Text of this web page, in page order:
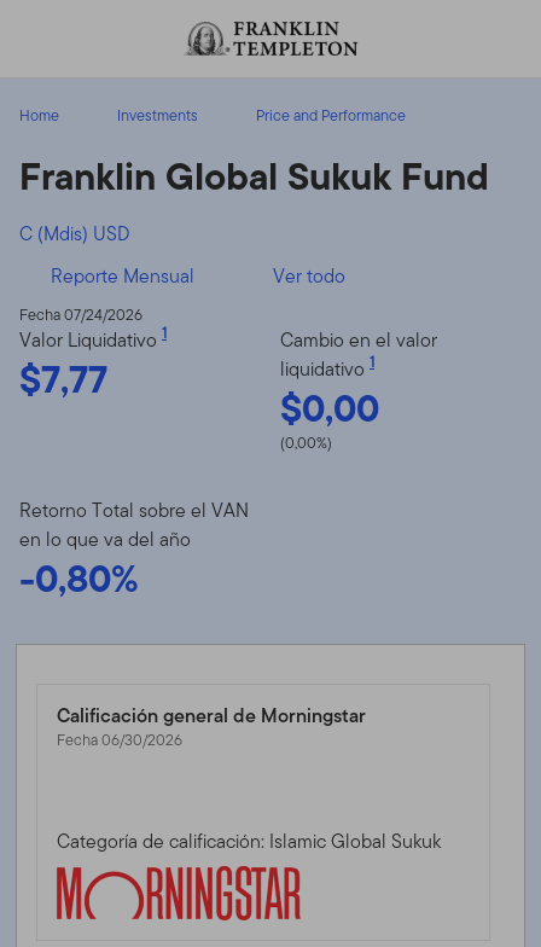
Home Investments Price and Performance
Franklin Global Sukuk Fund
C (Mdis) USD
Reporte Mensual
Ver todo
Fecha 07/24/2026
Valor Liquidativo 1
$7,77
Cambio en el valor
liquidativo 1
$0,00
(0,00%)
Retorno Total sobre el VAN
en lo que va del año
-0,80%
Calificación general de Morningstar
Fecha 06/30/2026
Categoría de calificación: Islamic Global Sukuk